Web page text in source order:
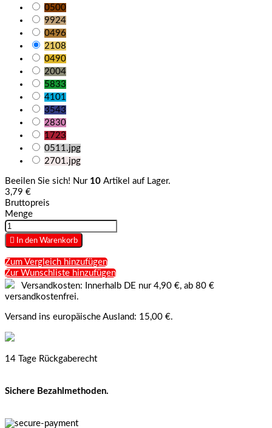
0500
9924
0496
2108
0490
2004
5833
4101
3543
2830
1723
0511.jpg
2701.jpg
Beeilen Sie sich! Nur 10 Artikel auf Lager.
3,79 €
Bruttopreis
Menge
 In den Warenkorb
Zum Vergleich hinzufügen
Zur Wunschliste hinzufügen
Versandkosten: Innerhalb DE nur 4,90 €, ab 80 €
versandkostenfrei.
Versand ins europäische Ausland: 15,00 €.
14 Tage Rückgaberecht
Sichere Bezahlmethoden.